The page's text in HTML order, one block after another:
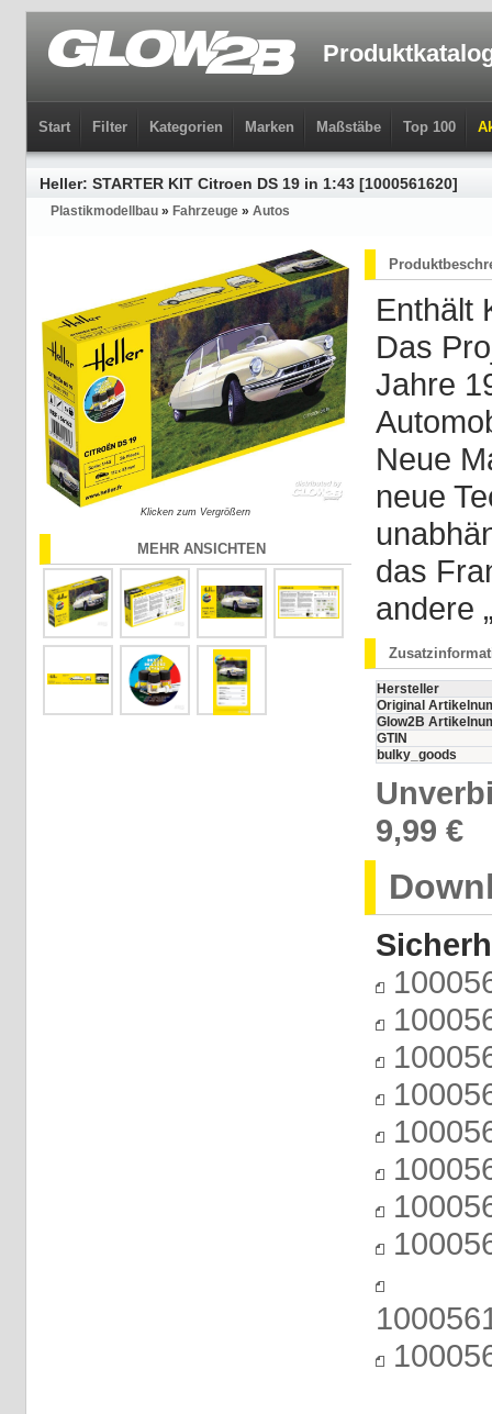
Start Filter Kategorien Marken Maßstäbe Top 100
Heller: STARTER KIT Citroen DS 19 in 1:43 [1000561620]
Plastikmodellbau » Fahrzeuge » Autos
Klicken zum Vergrößern
MEHR ANSICHTEN
Enthält
Das
Jahre
Neue
neue
das
andere
Hersteller
Original
Glow2B
GTIN
bulky_goods
9,99 €